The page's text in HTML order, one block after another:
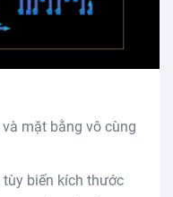
mặt bằng vô cùng
biến kích thước